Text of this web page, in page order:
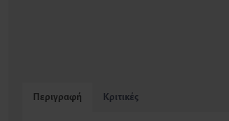
Περιγραφή Κριτικές